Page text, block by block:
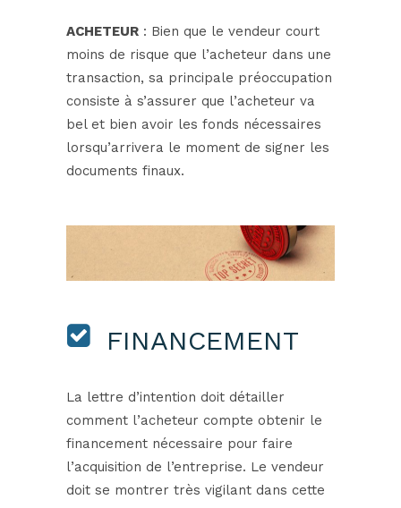
ACHETEUR : Bien que le vendeur court
moins de risque que l’acheteur dans une
transaction, sa principale préoccupation
consiste à s’assurer que l’acheteur va
bel et bien avoir les fonds nécessaires
lorsqu’arrivera le moment de signer les
documents finaux.
FINANCEMENT
La lettre d’intention doit détailler
comment l’acheteur compte obtenir le
financement nécessaire pour faire
l’acquisition de l’entreprise. Le vendeur
doit se montrer très vigilant dans cette